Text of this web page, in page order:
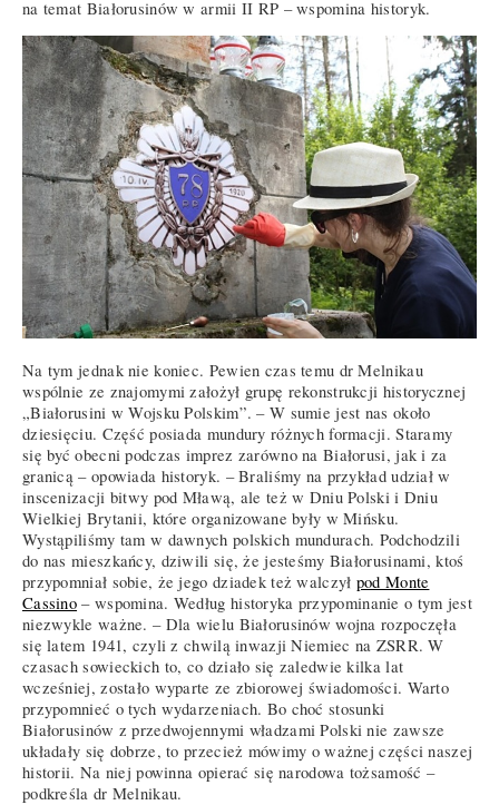
na temat Białorusinów w armii II RP – wspomina historyk.
Na tym jednak nie koniec. Pewien czas temu dr Melnikau
wspólnie ze znajomymi założył grupę rekonstrukcji historycznej
„Białorusini w Wojsku Polskim”. – W sumie jest nas około
dziesięciu. Część posiada mundury różnych formacji. Staramy
się być obecni podczas imprez zarówno na Białorusi, jak i za
granicą – opowiada historyk. – Braliśmy na przykład udział w
inscenizacji bitwy pod Mławą, ale też w Dniu Polski i Dniu
Wielkiej Brytanii, które organizowane były w Mińsku.
Wystąpiliśmy tam w dawnych polskich mundurach. Podchodzili
do nas mieszkańcy, dziwili się, że jesteśmy Białorusinami, ktoś
przypomniał sobie, że jego dziadek też walczył pod Monte
Cassino – wspomina. Według historyka przypominanie o tym jest
niezwykle ważne. – Dla wielu Białorusinów wojna rozpoczęła
się latem 1941, czyli z chwilą inwazji Niemiec na ZSRR. W
czasach sowieckich to, co działo się zaledwie kilka lat
wcześniej, zostało wyparte ze zbiorowej świadomości. Warto
przypomnieć o tych wydarzeniach. Bo choć stosunki
Białorusinów z przedwojennymi władzami Polski nie zawsze
układały się dobrze, to przecież mówimy o ważnej części naszej
historii. Na niej powinna opierać się narodowa tożsamość –
podkreśla dr Melnikau.